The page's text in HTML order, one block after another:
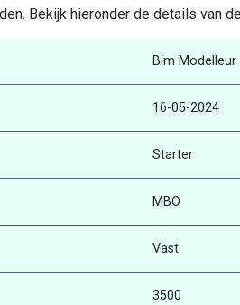
Bekijk hieronder de details van
Bim Modelleur
16-05-2024
Starter
MBO
Vast
3500